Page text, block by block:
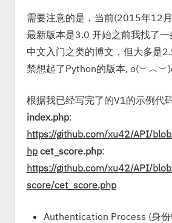
需要注意的是，当前(2015年12
最新版本是3.0 开始之前我找了
中文入门之类的博文，但大多是
禁想起了Python的版本,
根据我已经写完了的V1的示例代
index.php:
https://github.com/xu42/API/
hp cet_score.php:
https://github.com/xu42/API/
score/cet_score.php
Authentication Process (身